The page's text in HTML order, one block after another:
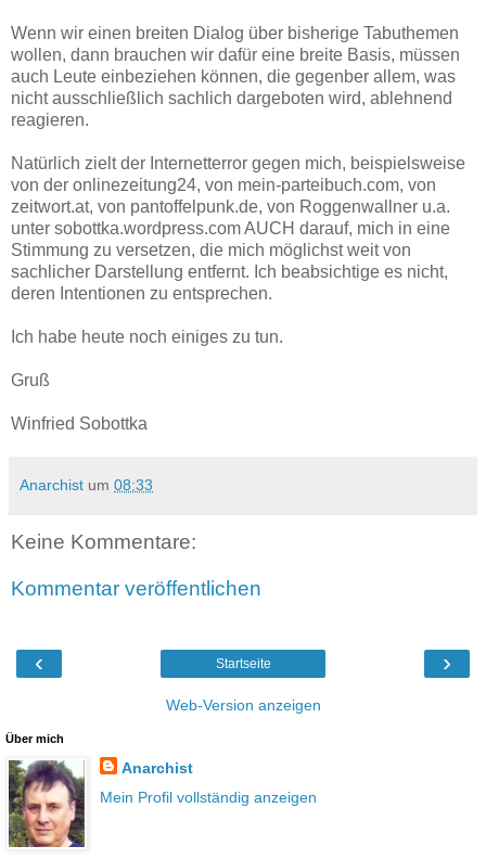
Wenn wir einen breiten Dialog über bisherige Tabuthemen
wollen, dann brauchen wir dafür eine breite Basis, müssen
auch Leute einbeziehen können, die gegenber allem, was
nicht ausschließlich sachlich dargeboten wird, ablehnend
reagieren.
Natürlich zielt der Internetterror gegen mich, beispielsweise
von der onlinezeitung24, von mein-parteibuch.com, von
zeitwort.at, von pantoffelpunk.de, von Roggenwallner u.a.
unter sobottka.wordpress.com AUCH darauf, mich in eine
Stimmung zu versetzen, die mich möglichst weit von
sachlicher Darstellung entfernt. Ich beabsichtige es nicht,
deren Intentionen zu entsprechen.
Ich habe heute noch einiges zu tun.
Gruß
Winfried Sobottka
Anarchist um 08:33
Keine Kommentare:
Kommentar veröffentlichen
‹ ›
Startseite
Web-Version anzeigen
Über mich
Anarchist
Mein Profil vollständig anzeigen